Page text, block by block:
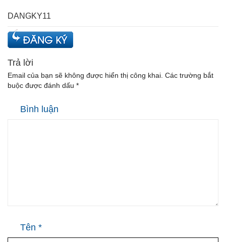
DANGKY11
Trả lời
Email của bạn sẽ không được hiển thị công khai. Các trường bắt
buộc được đánh dấu *
Bình luận
Tên *